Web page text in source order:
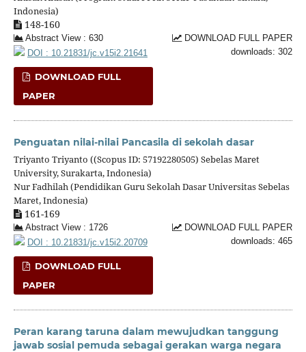
Indonesia)
148-160
Abstract View : 630
DOWNLOAD FULL PAPER
downloads: 302
DOI : 10.21831/jc.v15i2.21641
DOWNLOAD FULL
PAPER
Penguatan nilai-nilai Pancasila di sekolah dasar
Triyanto Triyanto ((Scopus ID: 57192280505) Sebelas Maret
University, Surakarta, Indonesia)
Nur Fadhilah (Pendidikan Guru Sekolah Dasar Universitas Sebelas
Maret, Indonesia)
161-169
Abstract View : 1726
DOWNLOAD FULL PAPER
downloads: 465
DOI : 10.21831/jc.v15i2.20709
DOWNLOAD FULL
PAPER
Peran karang taruna dalam mewujudkan tanggung
jawab sosial pemuda sebagai gerakan warga negara